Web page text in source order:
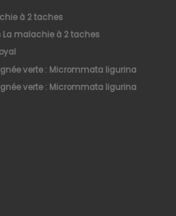
à 2 taches
La malachie à 2 taches
verte : Micrommata ligurina
verte : Micrommata ligurina